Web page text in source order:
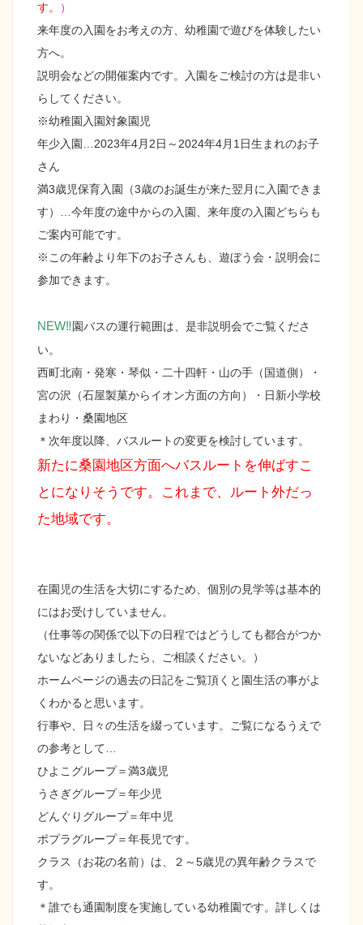
す。
）
来年度の入園をお考えの方、幼稚園で遊びを体験したい
方へ。
説明会などの開催案内です。入園をご検討の方は是非い
らしてください。
※幼稚園入園対象園児
年少入園…2023年4月2日～2024年4月1日生まれのお子
さん
満3歳児保育入園（3歳のお誕生が来た翌月に入園できま
す）…今年度の途中からの入園、来年度の入園どちらも
ご案内可能です。
※この年齢より年下のお子さんも、遊ぼう会・説明会に
参加できます。
NEW‼園バスの運行範囲は、是非説明会でご覧くださ
い。
西町北南・発寒・琴似・二十四軒・山の手（国道側）・
宮の沢（石屋製菓からイオン方面の方向）・日新小学校
まわり・桑園地区
＊次年度以降、バスルートの変更を検討しています。
新たに桑園地区方面へバスルートを伸ばすこ
とになりそうです。これまで、ルート外だっ
た地域です。
在園児の生活を大切にするため、個別の見学等は基本的
にはお受けしていません。
（仕事等の関係で以下の日程ではどうしても都合がつか
ないなどありましたら、ご相談ください。）
ホームページの過去の日記をご覧頂くと園生活の事がよ
くわかると思います。
行事や、日々の生活を綴っています。ご覧になるうえで
の参考として…
ひよこグループ＝満3歳児
うさぎグループ＝年少児
どんぐりグループ＝年中児
ポプラグループ＝年長児です。
クラス（お花の名前）は、２～5歳児の異年齢クラスで
す。
＊誰でも通園制度を実施している幼稚園です。詳しくは